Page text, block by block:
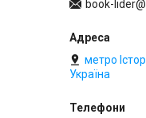
book-
метро
Україна